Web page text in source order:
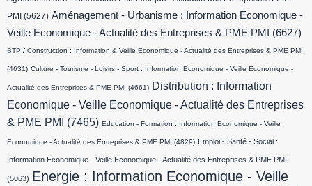
PMI (5627) Aménagement - Urbanisme : Information Economique -
Veille Economique - Actualité des Entreprises & PME PMI
(6627)
BTP / Construction : Information & Veille Economique - Actualité des Entreprises & PME PMI
(4631) Culture - Tourisme - Loisirs - Sport : Information Economique - Veille Economique -
Actualité des Entreprises & PME PMI (4661) Distribution : Information
Economique - Veille Economique - Actualité des Entreprises
& PME PMI
(7465) Education - Formation : Information Economique - Veille
Economique - Actualité des Entreprises & PME PMI (4829) Emploi - Santé - Social :
Information Economique - Veille Economique - Actualité des Entreprises & PME PMI
(5063) Energie : Information Economique - Veille